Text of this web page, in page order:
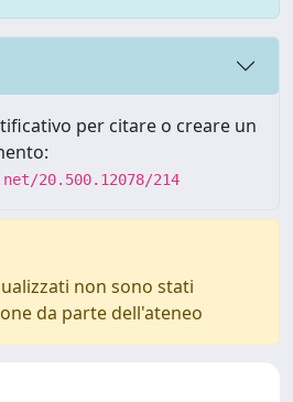
per citare o creare un
20.500.12078/214
non sono stati
da parte dell'ateneo